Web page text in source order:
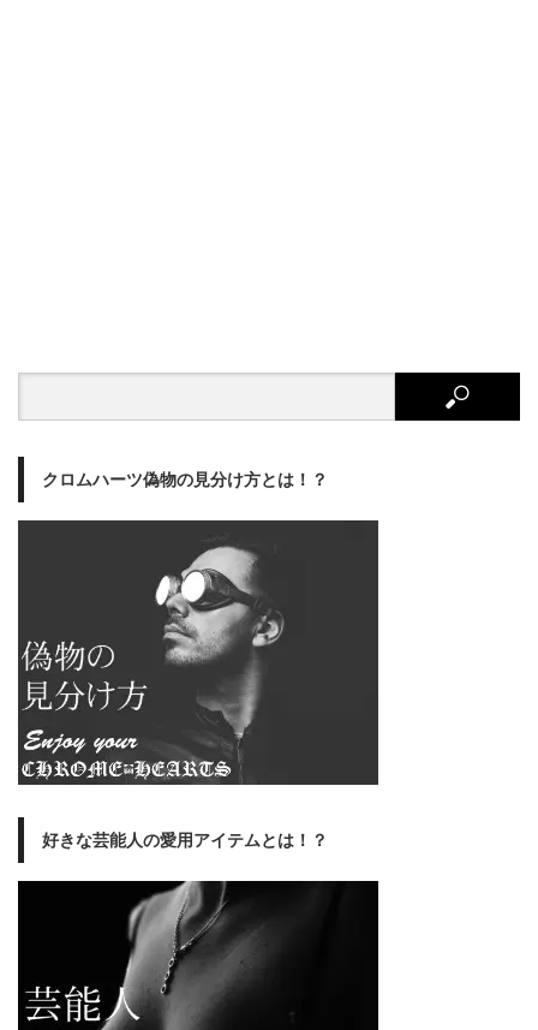
クロムハーツ偽物の見分け方とは！？
好きな芸能人の愛用アイテムとは！？